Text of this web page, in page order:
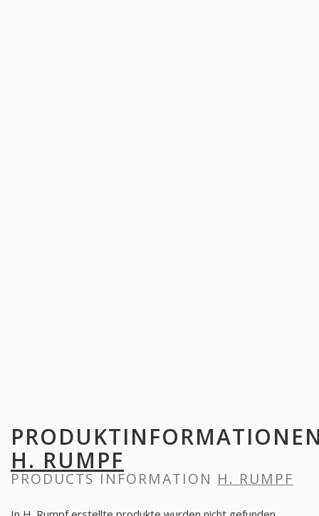
H. RUMPF
PRODUCTS INFORMATION H. RUMPF